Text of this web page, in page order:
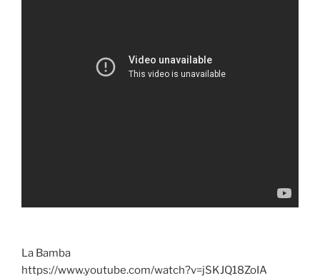
La Bamba
https://www.youtube.com/watch?v=jSKJQ18ZoIA